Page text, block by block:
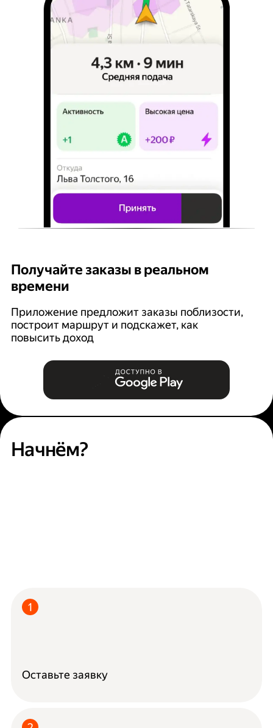
Получайте заказы в реальном
времени
Приложение предложит заказы поблизости,
построит маршрут и подскажет, как
повысить доход
Начнём?
Оставьте заявку